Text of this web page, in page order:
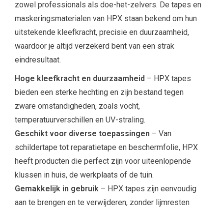
zowel professionals als doe-het-zelvers. De tapes en
maskeringsmaterialen van HPX staan bekend om hun
uitstekende kleefkracht, precisie en duurzaamheid,
waardoor je altijd verzekerd bent van een strak
eindresultaat.
Hoge kleefkracht en duurzaamheid – HPX tapes
bieden een sterke hechting en zijn bestand tegen
zware omstandigheden, zoals vocht,
temperatuurverschillen en UV-straling.
Geschikt voor diverse toepassingen – Van
schildertape tot reparatietape en beschermfolie, HPX
heeft producten die perfect zijn voor uiteenlopende
klussen in huis, de werkplaats of de tuin.
Gemakkelijk in gebruik – HPX tapes zijn eenvoudig
aan te brengen en te verwijderen, zonder lijmresten